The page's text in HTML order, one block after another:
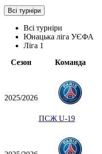
Всі турніри
Всі турніри
Юнацька ліга УЄФА
Ліга 1
Сезон
Команда
2025/2026
ПСЖ U-19